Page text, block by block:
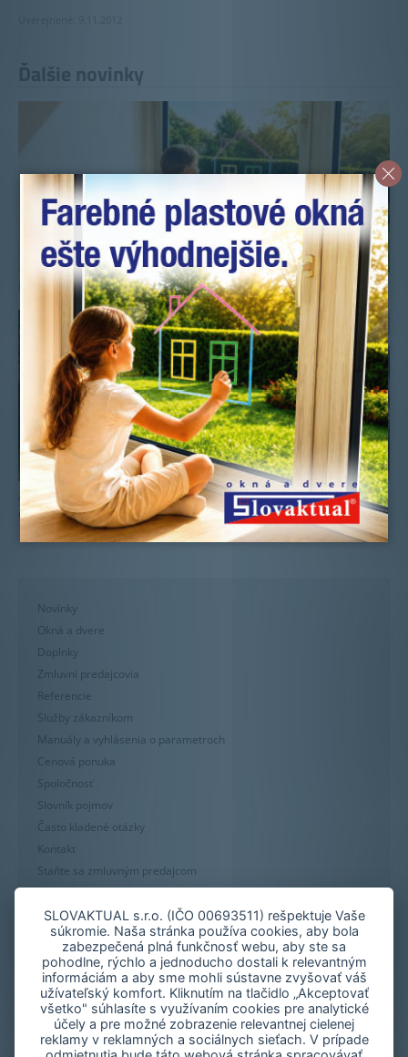
Ďalšie novinky
Farebné plastové okná SLOVAKTUAL teraz ešte výhodnejšie
Ako vybrať dvere na záhradný domček podľa rozpočtu a
účelu
Novinky
Okná a dvere
Doplnky
Zmluvní predajcovia
Referencie
Služby zákazníkom
Manuály a vyhlásenia o parametroch
Cenová ponuka
Spoločnosť
Slovník pojmov
Často kladené otázky
Kontakt
Staňte sa zmluvným predajcom
Mapa stránky
Zásady používania súborov cookie
Nastavenie cookies
Oznámenie nekalých praktík
SLOVAKTUAL s.r.o. (IČO 00693511) rešpektuje Vaše
súkromie. Naša stránka používa cookies, aby bola
zabezpečená plná funkčnosť webu, aby ste sa
pohodlne, rýchlo a jednoducho dostali k relevantným
informáciám a aby sme mohli sústavne zvyšovať váš
užívateľský komfort. Kliknutím na tlačidlo „Akceptovať
všetko" súhlasíte s využívaním cookies pre analytické
účely a pre možné zobrazenie relevantnej cielenej
reklamy v reklamných a sociálnych sieťach. V prípade